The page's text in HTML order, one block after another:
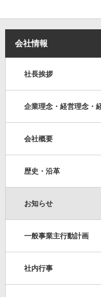
会社情報
社長挨拶
企業理念・経営理念・
会社概要
歴史・沿革
お知らせ
一般事業主行動計画
社内行事